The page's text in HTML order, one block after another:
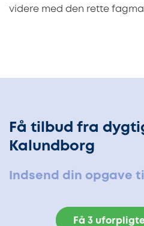
videre med den rette
Få tilbud fra
Kalundborg
Indsend din opgave
Få 3